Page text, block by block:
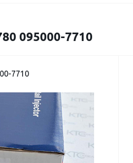
095000-7710
7710